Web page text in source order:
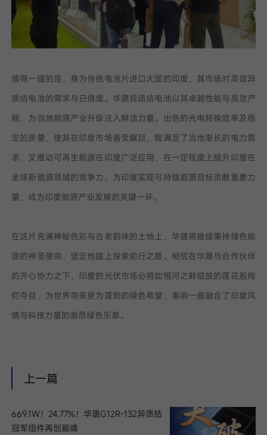
值得一提的是，身为传统电池片进口大国的印度，其市场对高效异
质结电池的需求与日俱增。华晟异质结电池以其卓越性能与高效产
能，为当地能源产业升级注入鲜活力量。出色的光电转换效率及稳
定的质量，使其在印度市场备受瞩目，既满足了当地渐长的电力需
求，又推动可再生能源在印度广泛应用，在一定程度上提升印度在
全球新能源领域的竞争力，为印度实现可持续能源目标贡献重要力
量，成为印度能源产业发展的关键一环。
在这片充满神秘色彩与古老韵味的土地上，华晟将继续秉持绿色能
源的神圣使命，坚定地踏上探索前行之路。相信在华晟与合作伙伴
的齐心协力之下，印度的光伏市场必将如恒河之畔绽放的莲花般绚
烂夺目，为世界带来更为蓬勃的绿色希望，奏响一曲融合了印度风
情与科技力量的激昂绿色乐章。
上一篇
669.1W！24.77%！华晟G12R-132异质结
冠军组件再创巅峰